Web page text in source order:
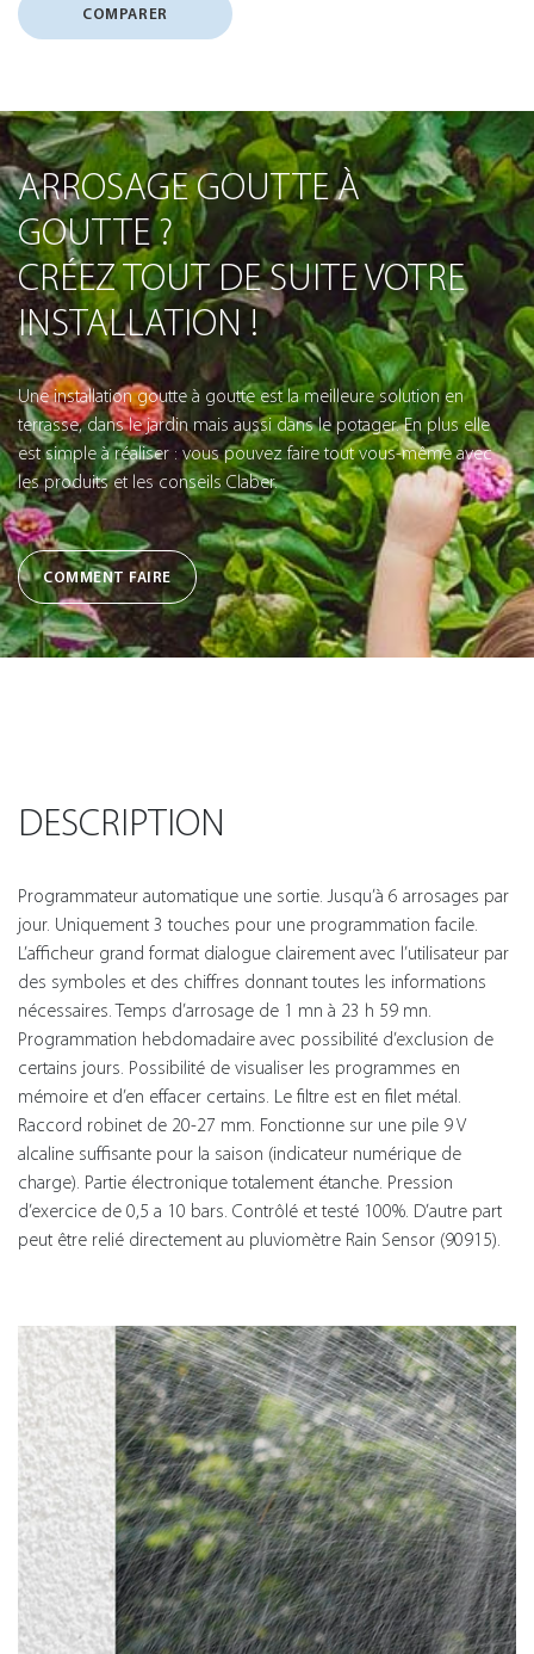
COMPARER
ARROSAGE GOUTTE À
GOUTTE ?
CRÉEZ TOUT DE SUITE VOTRE
INSTALLATION !
Une installation goutte à goutte est la meilleure solution en
terrasse, dans le jardin mais aussi dans le potager. En plus elle
est simple à réaliser : vous pouvez faire tout vous-même avec
les produits et les conseils Claber.
COMMENT FAIRE
DESCRIPTION
Programmateur automatique une sortie. Jusqu’à 6 arrosages par
jour. Uniquement 3 touches pour une programmation facile.
L’afficheur grand format dialogue clairement avec l’utilisateur par
des symboles et des chiffres donnant toutes les informations
nécessaires. Temps d’arrosage de 1 mn à 23 h 59 mn.
Programmation hebdomadaire avec possibilité d’exclusion de
certains jours. Possibilité de visualiser les programmes en
mémoire et d’en effacer certains. Le filtre est en filet métal.
Raccord robinet de 20-27 mm. Fonctionne sur une pile 9 V
alcaline suffisante pour la saison (indicateur numérique de
charge). Partie électronique totalement étanche. Pression
d’exercice de 0,5 a 10 bars. Contrôlé et testé 100%. D’autre part
peut être relié directement au pluviomètre Rain Sensor (90915).